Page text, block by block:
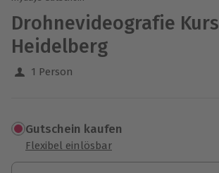
Drohnevideografie Kurs
Heidelberg
1 Person
Gutschein kaufen
Flexibel einlösbar
1 Gutschein